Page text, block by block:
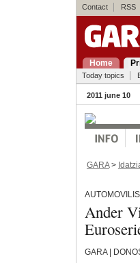
Contact RSS
Home
Today topics
2011 june 10
GARA>
Ander
GARA |